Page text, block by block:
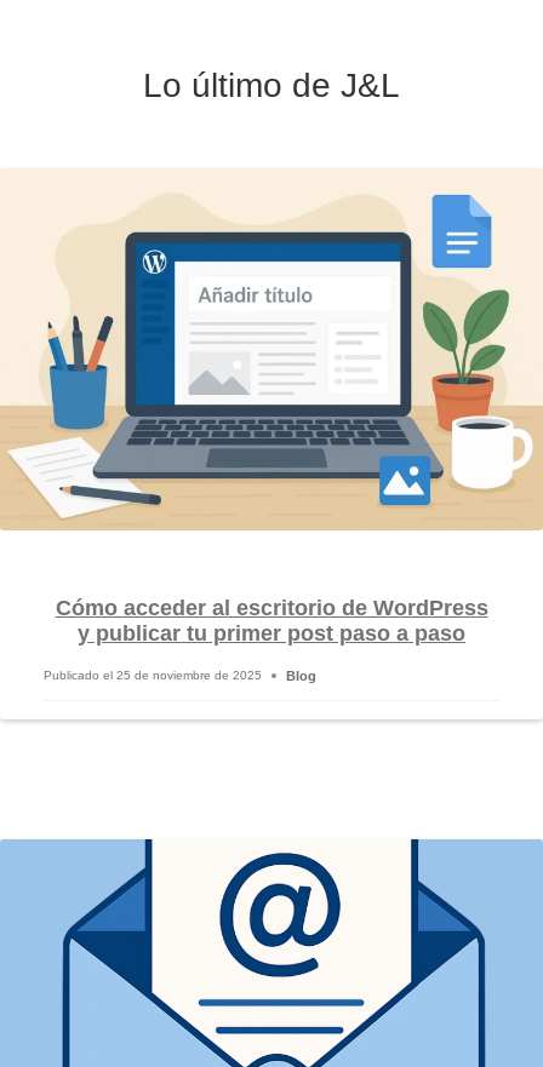
entradasLo último de J&L
Cómo acceder al escritorio de WordPress
y publicar tu primer post paso a paso
Publicado el 25 de noviembre de 2025 Blog